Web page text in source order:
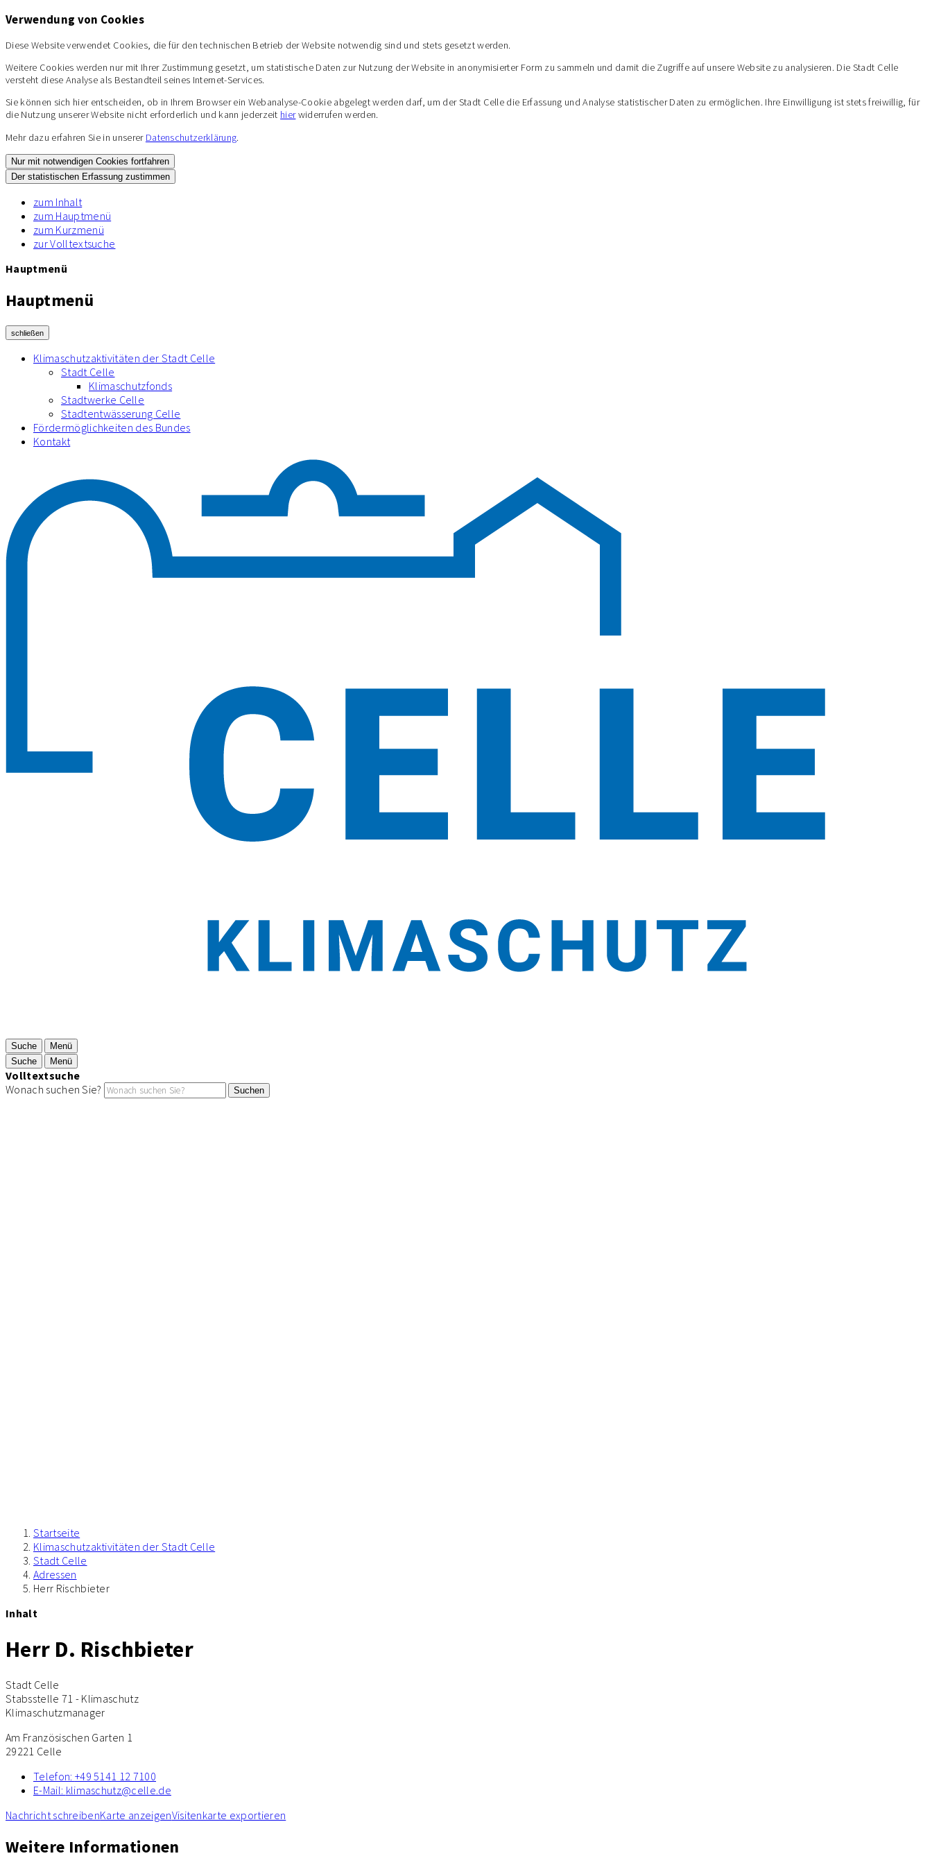
Verwendung von Cookies
Diese Website verwendet Cookies, die für den technischen Betrieb der Website notwendig sind und stets gesetzt werden.
Weitere Cookies werden nur mit Ihrer Zustimmung gesetzt, um statistische Daten zur Nutzung der Website in anonymisierter Form zu sammeln und damit die Zugriffe auf unsere Website zu analysieren. Die Stadt Celle
versteht diese Analyse als Bestandteil seines Internet-Services.
Sie können sich hier entscheiden, ob in Ihrem Browser ein Webanalyse-Cookie abgelegt werden darf, um der Stadt Celle die Erfassung und Analyse statistischer Daten zu ermöglichen. Ihre Einwilligung ist stets freiwillig, für
die Nutzung unserer Website nicht erforderlich und kann jederzeit hierwiderrufen werden.
Mehr dazu erfahren Sie in unserer Datenschutzerklärung.
Nur mit notwendigen Cookies fortfahren
Der statistischen Erfassung zustimmen
zum Inhalt
zum Hauptmenü
zum Kurzmenü
zur Volltextsuche
Hauptmenü
Hauptmenü
schließen
Klimaschutzaktivitäten der Stadt Celle
Stadt Celle
Klimaschutzfonds
Stadtwerke Celle
Stadtentwässerung Celle
Fördermöglichkeiten des Bundes
Kontakt
Suche
Menü
Suche
Menü
Volltextsuche
Wonach suchen Sie?
Suchen
Startseite
Klimaschutzaktivitäten der Stadt Celle
Stadt Celle
Adressen
Herr Rischbieter
Inhalt
Herr D. Rischbieter
Stadt Celle
Stabsstelle 71 - Klimaschutz
Klimaschutzmanager
Am Französischen Garten 1
29221 Celle
Telefon: +49 5141 12 7100
E-Mail: klimaschutz@celle.de
Nachricht schreibenKarte anzeigenVisitenkarte exportieren
Weitere Informationen